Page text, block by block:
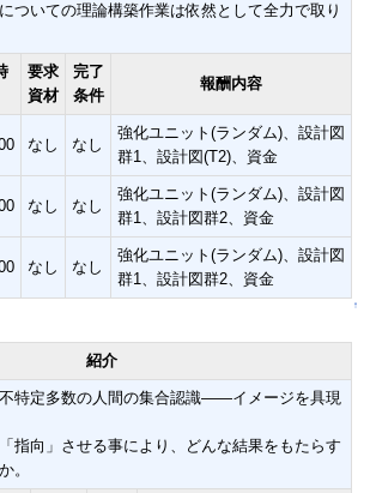
ついての理論構築作業は依然として全力で取り
要求
資材
完了
条件
報酬内容
なし なし
強化ユニット(ランダム)、設計図
群1、設計図(T2)、資金
なし なし
強化ユニット(ランダム)、設計図
群1、設計図群2、資金
なし なし
強化ユニット(ランダム)、設計図
群1、設計図群2、資金
↑
紹介
特定多数の人間の集合認識――イメージを具現
指向」させる事により、どんな結果をもたらす
。